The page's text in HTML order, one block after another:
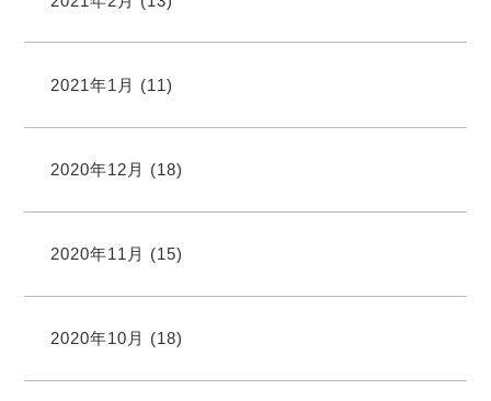
2021年1月 (11)
2020年12月 (18)
2020年11月 (15)
2020年10月 (18)